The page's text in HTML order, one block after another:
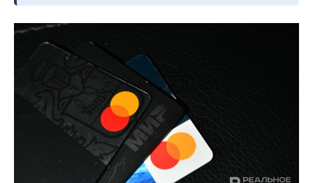
ВОДНЫЕ ВИДЫ СПОРТА
ХОККЕЙ С МЯЧОМ
ОБРАЗОВАНИЕ
ПРОИСШЕСТВИЯ